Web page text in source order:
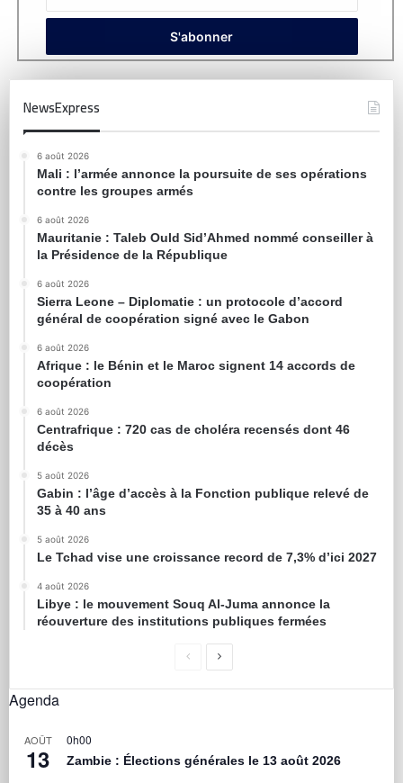
NewsExpress
6 août 2026
Mali : l’armée annonce la poursuite de ses opérations
contre les groupes armés
6 août 2026
Mauritanie : Taleb Ould Sid’Ahmed nommé conseiller à
la Présidence de la République
6 août 2026
Sierra Leone – Diplomatie : un protocole d’accord
général de coopération signé avec le Gabon
6 août 2026
Afrique : le Bénin et le Maroc signent 14 accords de
coopération
6 août 2026
Centrafrique : 720 cas de choléra recensés dont 46
décès
5 août 2026
Gabin : l’âge d’accès à la Fonction publique relevé de
35 à 40 ans
5 août 2026
Le Tchad vise une croissance record de 7,3% d’ici 2027
4 août 2026
Libye : le mouvement Souq Al-Juma annonce la
réouverture des institutions publiques fermées
Agenda
AOÛT
13
0h00
Zambie : Élections générales le 13 août 2026